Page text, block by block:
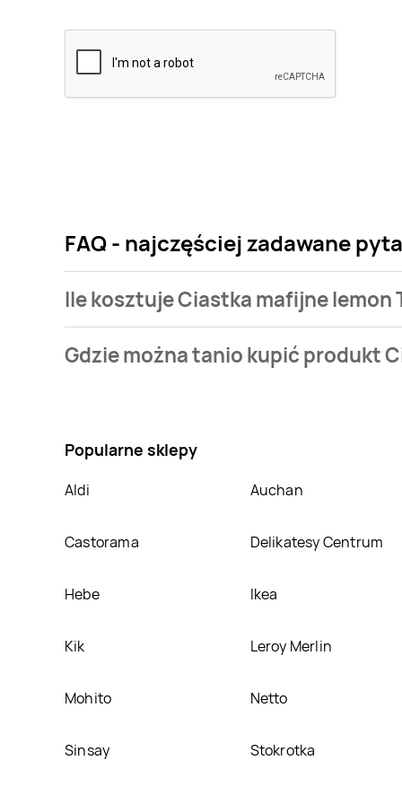
FAQ - najczęściej zadawane
Ile kosztuje Ciastka mafijne lemon
mafijne lemon Twoje słodkie chwile kosztuje od 3,79
Gdzie można tanio kupić produkt
Popularne sklepy
Aldi Auchan
Castorama Delikatesy Centrum
Hebe Ikea
Kik Leroy Merlin
Mohito Netto
Sinsay Stokrotka